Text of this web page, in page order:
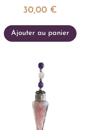
30,00 €
Ajouter au panier